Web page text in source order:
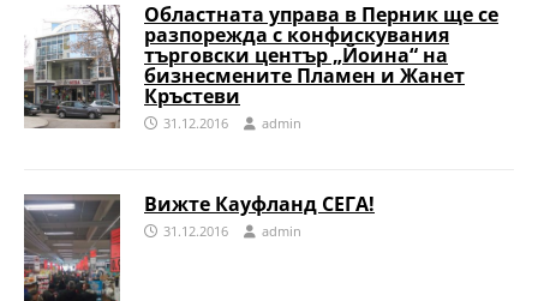
Областната управа в Перник ще се
разпорежда с конфискувания
търговски център „Йоина“ на
бизнесмените Пламен и Жанет
Кръстеви
31.12.2016 admin
Вижте Кауфланд СЕГА!
31.12.2016 admin